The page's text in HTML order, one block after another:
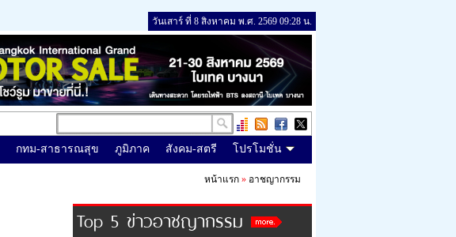
วันเสาร์ ที่ 8 สิงหาคม พ.ศ. 2569 09:28 น.
กทม-สาธารณสุข ภูมิภาค สังคม-สตรี โปรโมชั่น
หน้าแรก » อาชญากรรม
Top 5 ข่าวอาชญากรรม